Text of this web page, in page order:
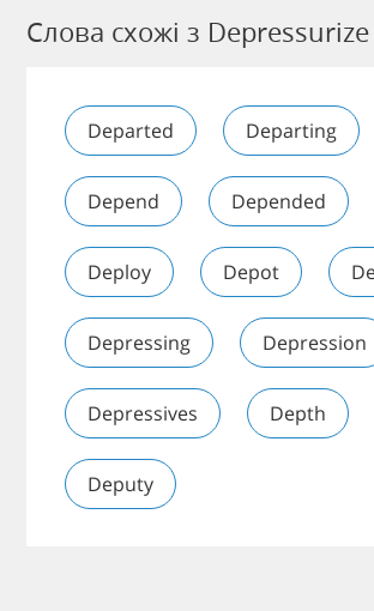
Слова схожі з Depressurize
Departed Departing
Depend Depended
Deploy Depot
Depressing Depression
Depressives Depth
Deputy